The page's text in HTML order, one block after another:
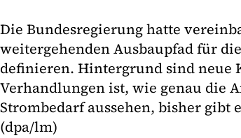
Die Bundesregierung hatte
weitergehenden Ausbaupfad für
definieren. Hintergrund sind neue
Verhandlungen ist, wie genau die
Strombedarf aussehen, bisher gibt
(dpa/lm)